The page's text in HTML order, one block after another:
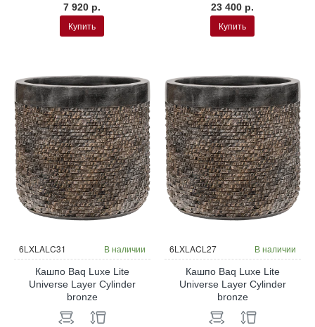
7 920 р.
Купить
23 400 р.
Купить
6LXLALC31 В наличии
Кашпо Baq Luxe Lite
Universe Layer Cylinder
bronze
6LXLACL27 В наличии
Кашпо Baq Luxe Lite
Universe Layer Cylinder
bronze